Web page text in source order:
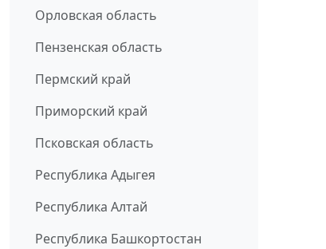
Орловская область
Пензенская область
Пермский край
Приморский край
Псковская область
Республика Адыгея
Республика Алтай
Республика Башкортостан